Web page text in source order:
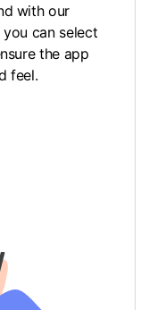
with our
can select
the app
feel.